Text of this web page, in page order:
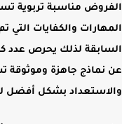
الفروض مناسبة تربوية
المهارات والكفايات التي
السابقة لذلك يحرص عدد
عن نماذج جاهزة وموثوقة
والاستعداد بشكل أفضل